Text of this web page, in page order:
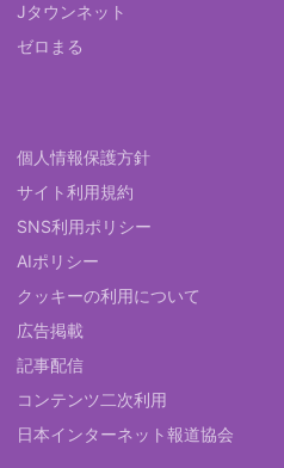
Jタウンネット
ゼロまる
個人情報保護方針
サイト利用規約
SNS利用ポリシー
AIポリシー
クッキーの利用について
広告掲載
記事配信
コンテンツ二次利用
日本インターネット報道協会